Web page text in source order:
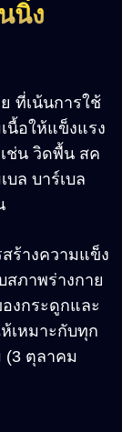
นิ่ง
ที่เน้นการใช้
นื้อให้แข็งแรง
ช่น วิดพื้น สค
ล บาร์เบล
ร้างความแข็ง
สภาพร่างกาย
งกระดูกและ
เหมาะกับทุก
(3 ตุลาคม